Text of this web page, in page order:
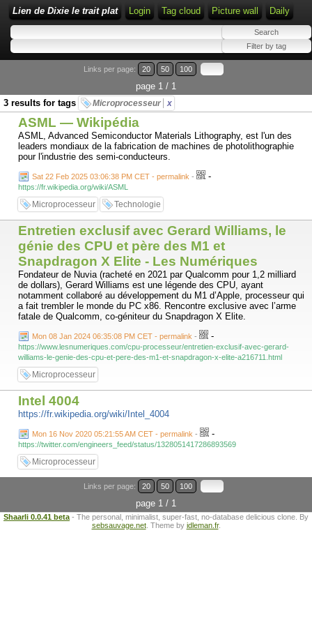
Lien de Dixie le trait plat Login Tag cloud Picture wall Daily
Links per page: 20 50 100
page 1 / 1
3 results for tags
Microprocesseur x
ASML — Wikipédia
ASML, Advanced Semiconductor Materials Lithography, est l'un des
leaders mondiaux de la fabrication de machines de photolithographie
pour l'industrie des semi-conducteurs.
Sat 22 Feb 2025 03:06:38 PM CET - permalink - -
https://fr.wikipedia.org/wiki/ASML
Microprocesseur Technologie
Entretien exclusif avec Gerard Williams, le
génie des CPU et père des M1 et
Snapdragon X Elite - Les Numériques
Fondateur de Nuvia (racheté en 2021 par Qualcomm pour 1,2 milliard
de dollars), Gerard Williams est une légende des CPU, ayant
notamment collaboré au développement du M1 d’Apple, processeur qui
a fait trembler le monde du PC x86. Rencontre exclusive avec l’arme
fatale de Qualcomm, co-géniteur du Snapdragon X Elite.
Mon 08 Jan 2024 06:35:08 PM CET - permalink - -
https://www.lesnumeriques.com/cpu-processeur/entretien-exclusif-avec-gerard-
williams-le-genie-des-cpu-et-pere-des-m1-et-snapdragon-x-elite-a216711.html
Microprocesseur
Intel 4004
https://fr.wikipedia.org/wiki/Intel_4004
Mon 16 Nov 2020 05:21:55 AM CET - permalink - -
https://twitter.com/engineers_feed/status/1328051417286893569
Microprocesseur
Links per page: 20 50 100
page 1 / 1
Shaarli 0.0.41 beta - The personal, minimalist, super-fast, no-database delicious clone. By
sebsauvage.net. Theme by idleman.fr.